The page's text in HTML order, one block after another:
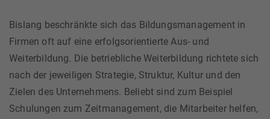
Bislang beschränkte sich das Bildungsmanagement in
Firmen oft auf eine erfolgsorientierte Aus- und
Weiterbildung. Die betriebliche Weiterbildung richtete sich
nach der jeweiligen Strategie, Struktur, Kultur und den
Zielen des Unternehmens. Beliebt sind zum Beispiel
Schulungen zum Zeitmanagement, die Mitarbeiter helfen,